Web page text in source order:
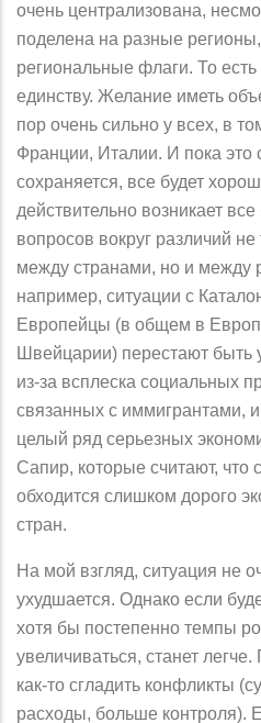
очень централизована,
поделена на разные
региональные флаги. То
единству. Желание иметь
пор очень сильно у всех, в
Франции, Италии. И пока это
сохраняется, все будет
действительно возникает
вопросов вокруг различий не
между странами, но и
например, ситуации с
Европейцы (в общем в
Швейцарии) перестают
из-за всплеска социальных
связанных с иммигрантами,
целый ряд серьезных
Сапир, которые считают, что
обходится слишком дорого
стран.
На мой взгляд, ситуация не
ухудшается. Однако если
хотя бы постепенно темпы
увеличиваться, станет
как-то сгладить конфликты
расходы, больше контроля).